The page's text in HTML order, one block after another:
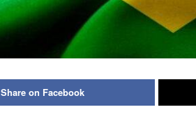
Share on Facebook